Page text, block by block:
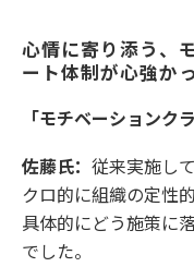
心情に寄り添う、
ート体制が心強か
「モチベーションク
佐藤氏： 従来実施し
クロ的に組織の定性
具体的にどう施策に
でした。